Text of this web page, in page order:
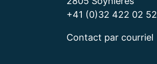
+41 (0)32 422 02 52
Contact par courriel